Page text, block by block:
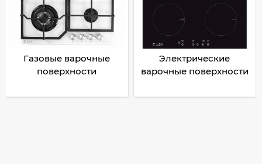
Газовые варочные
поверхности
Электрические
варочные поверхности